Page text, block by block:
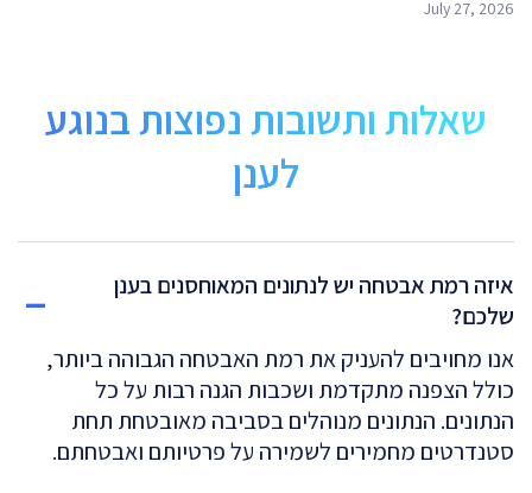
July 27, 2026
שאלות ותשובות נפוצות בנוגע
לענן
איזה רמת אבטחה יש לנתונים המאוחסנים בענן
שלכם?
אנו מחויבים להעניק את רמת האבטחה הגבוהה ביותר,
כולל הצפנה מתקדמת ושכבות הגנה רבות על כל
הנתונים. הנתונים מנוהלים בסביבה מאובטחת תחת
סטנדרטים מחמירים לשמירה על פרטיותם ואבטחתם.